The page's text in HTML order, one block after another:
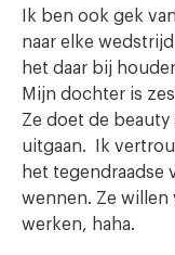
Ik ben ook gek
naar elke
het daar bij
Mijn dochter is
Ze doet de beauty
uitgaan. Ik
het tegendraadse
wennen. Ze willen
werken, haha.